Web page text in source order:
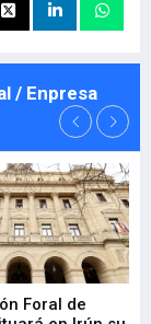
/ Enpresa
Foral de